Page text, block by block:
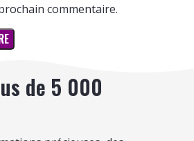
commentaire.
de 5 000